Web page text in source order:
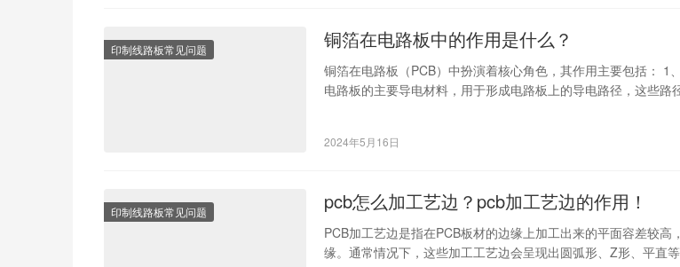
印制线路板常见问题 铜箔在电路板中的作用是什么？
铜箔在电路板（PCB）中扮演着核心角色，其作用主要包括： 1
电路板的主要导电材料，用于形成电路板上的导电路径，这些路
2024年5月16日
印制线路板常见问题 pcb怎么加工艺边？pcb加工艺边的作用！
PCB加工艺边是指在PCB板材的边缘上加工出来的平面容差较高
缘。通常情况下，这些加工工艺边会呈现出圆弧形、Z形、平直